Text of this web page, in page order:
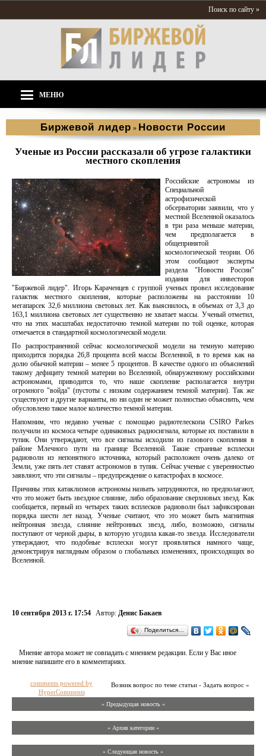
Поиск по сайту »
МЕНЮ
Биржевой лидер » Новости России
Ученые из России рассказали об угрозе галактики
местного скопления
Российские астрономы из
Специальной
астрофизической
обсерватории заявили, что у
местной Вселенной оказалось
в три раза меньше материи,
чем предполагается в
общепринятой
космологической теории. Об
этом сообщают эксперты
раздела "Новости России"
издания для инвесторов
"Биржевой лидер". Игорь Караченцев с группой ученых провел исследование
галактик местного скопления, которые расположены на расстоянии 10
мегапарсек 32,6 миллиона световых лет. Как выяснилось, в объемах от 3,3 до
163,1 миллиона световых лет существенно не хватает массы. Ученый отметил,
что на этих масштабах недостаточно темной материи по той оценке, которая
отмечается в стандартной космологической модели.
По распространенной сейчас космологической модели на темную материю
приходится порядка 26,8 процента всей массы Вселенной, в то время как на
долю обычной материи – менее 5 процентов. В качестве одного из объяснений
такому дефициту темной материи во Вселенной, обнаруженному российскими
астрономами, приводится то, что наше скопление располагается внутри
огромного "войда" (пустоты с низким содержанием темной материи). Так же
существуют и другие варианты, но ни один не может полностью объяснить, чем
обусловлено такое малое количество темной материи.
Напомним, что недавно ученые с помощью радиотелескопа CSIRO Parkes
получили из космоса четыре одинаковых радиосигнала, которые их поставили в
тупик. Они утверждают, что все сигналы исходили из газового скопления в
районе Млечного пути на границе Вселенной. Такие странные всплески
радиоволн из непонятного источника, который расположен очень далеко от
Земли, уже пять лет ставят астрономов в тупик. Сейчас ученые с уверенностью
заявляют, что эти сигналы – предупреждение о катастрофах в космосе.
Причины этих катаклизмов астрономы назвать затрудняются, но предполагают,
что это может быть звездное слияние, либо образование сверхновых звезд. Как
сообщается, первый из четырех таких всплесков радиоволн был зафиксирован
порядка шести лет назад. Ученые считают, что это может быть магнитная
нейтронная звезда, слияние нейтронных звезд, либо, возможно, сигналы
поступают от черной дыры, в которую угодила какая-то звезда. Исследователи
утверждают, что подобные всплески могут проявляться намного чаще,
демонстрируя наглядным образом о глобальных изменениях, происходящих во
Вселенной.
10 сентября 2013 г. 17:54 Автор: Денис Бакаев
Поделиться…
Мнение автора может не совпадать с мнением редакции. Если у Вас иное
мнение напишите его в комментариях.
Возник вопрос по теме статьи - Задать вопрос »
comments powered by
HyperComments
« Предыдущая новость «
» Архив категории «
» Следующая новость »